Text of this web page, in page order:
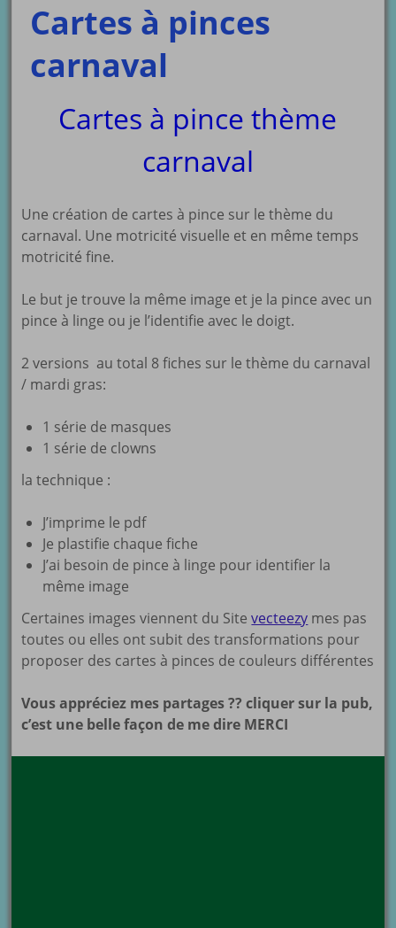
Cartes à pinces
carnaval
Cartes à pince thème
carnaval
Une création de cartes à pince sur le thème du
carnaval. Une motricité visuelle et en même temps
motricité fine.
Le but je trouve la même image et je la pince avec un
pince à linge ou je l’identifie avec le doigt.
2 versions au total 8 fiches sur le thème du carnaval
/ mardi gras:
1 série de masques
1 série de clowns
la technique :
J’imprime le pdf
Je plastifie chaque fiche
J’ai besoin de pince à linge pour identifier la
même image
Certaines images viennent du Sitevecteezy mes pas
toutes ou elles ont subit des transformations pour
proposer des cartes à pinces de couleurs différentes
Vous appréciez mes partages ?? cliquer sur la pub,
c’est une belle façon de me dire MERCI